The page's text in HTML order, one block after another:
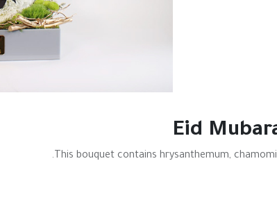
Eid
This bouquet contains hrysanthemum,